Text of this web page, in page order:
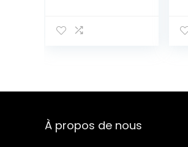
iconique, le
anniversaires et
incluses)
À propos de nous